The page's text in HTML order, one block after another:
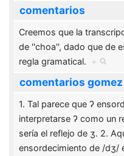
comentarios
Creemos que la
de ''choa'', dado que de
regla gramatical.
+
comentarios gomez
1. Tal parece que ʔ
interpretarse ʔ como un
sería el reflejo de ʒ. 2.
ensordecimiento de /dʒ/